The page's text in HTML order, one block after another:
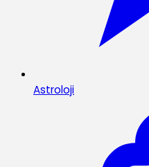
Astroloji